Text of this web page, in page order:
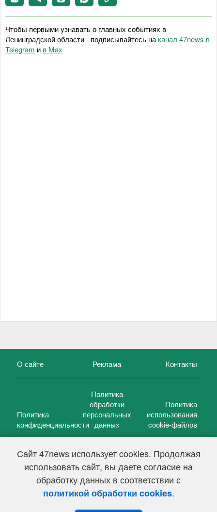
Сайт 47news использует cookies. Продолжая
использовать сайт, вы даете согласие на
обработку данных в соответствии с
политикой обработки cookies.
Чтобы первыми узнавать о главных событиях в
Ленинградской области - подписывайтесь на канал 47news в
Telegram и в Maх
О сайте Реклама Контакты
Политика
конфиденциальности
Политика
обработки
персональных
данных
Политика
использования
cookie-файлов
47 новостей (47 news)2005 — 2026 г.
Свидетельство о регистрации СМИ Эл № ФС 77-39848, выдано
Федеральной службой по надзору в сфере связи,
информационных технологий и массовых коммуникаций